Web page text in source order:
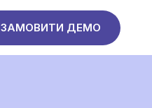
ЗАМОВИТИ ДЕМО